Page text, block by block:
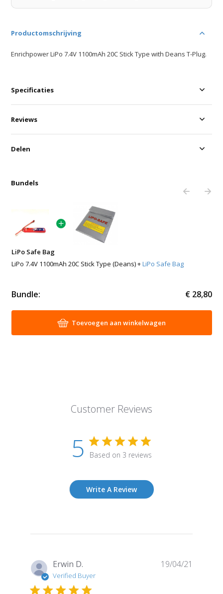
Bundels
LiPo Safe Bag
LiPo 7.4V 1100mAh 20C Stick Type (Deans) +LiPo Safe Bag
Bundle: € 28,80
Toevoegen aan winkelwagen
Productomschrijving
Enrichpower LiPo 7.4V 1100mAh 20C Stick Type with Deans T-Plug.
Specificaties
Customer Reviews
5 Based on 3 reviews
Write A Review
Erwin D.
Verified Buyer
19/04/21
Reviews
Delen